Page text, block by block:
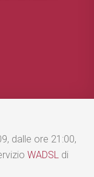
dalle ore 21:00,
WADSL di